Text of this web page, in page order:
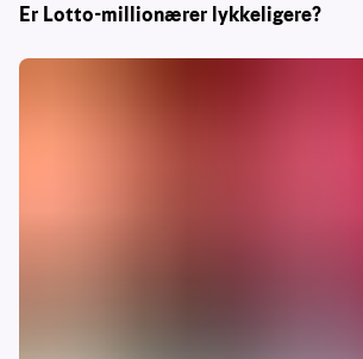
Er Lotto-millionærer lykkeligere?